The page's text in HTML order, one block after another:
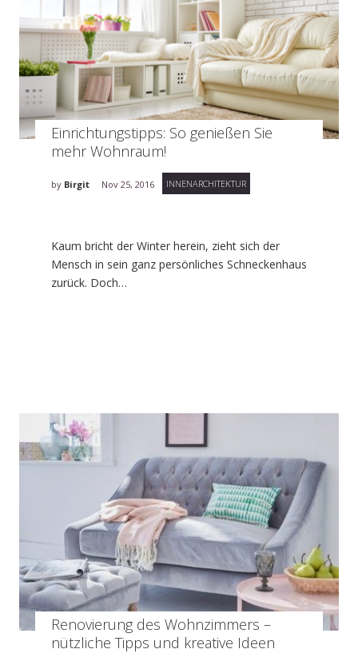
Einrichtungstipps: So genießen Sie
mehr Wohnraum!
by Birgit Nov 25, 2016 INNENARCHITEKTUR
Kaum bricht der Winter herein, zieht sich der
Mensch in sein ganz persönliches Schneckenhaus
zurück. Doch…
Renovierung des Wohnzimmers –
nützliche Tipps und kreative Ideen